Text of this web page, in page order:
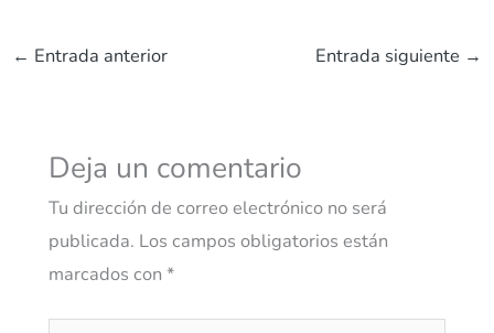
← Entrada anterior Entrada siguiente →
Deja un comentario
Tu dirección de correo electrónico no será
publicada. Los campos obligatorios están
marcados con *